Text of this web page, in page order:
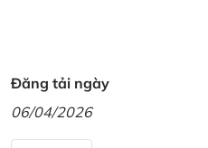
Đăng tải ngày
06/04/2026